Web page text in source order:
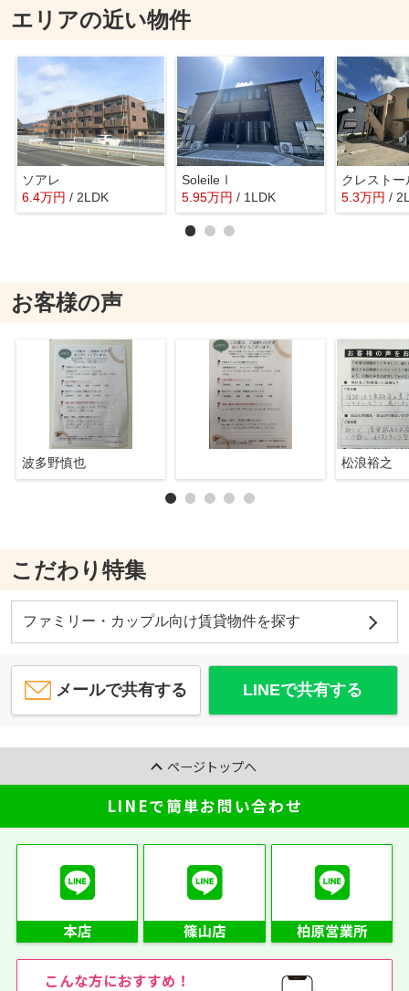
エリアの近い物件
ソアレ
6.4万円 / 2LDK
SoleileⅠ
5.95万円 / 1LDK
クレストー
5.3万円 /
お客様の声
波多野慎也 松浪裕之
こだわり特集
ファミリー・カップル向け賃貸物件を探す
メールで共有する LINEで共有する
ページトップへ
LINEで簡単お問い合わせ
こんな方におすすめ！